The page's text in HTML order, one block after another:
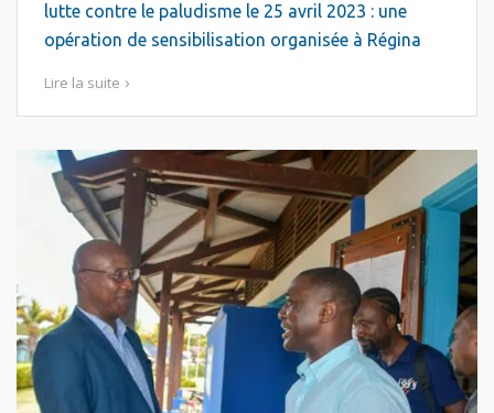
lutte contre le paludisme le 25 avril 2023 : une
opération de sensibilisation organisée à Régina
Lire la suite